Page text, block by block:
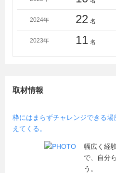
2024年 22 名
2023年 11 名
取材情報
枠にはまらずチャレンジできる
えてくる。
幅広く経
で、自分
う。